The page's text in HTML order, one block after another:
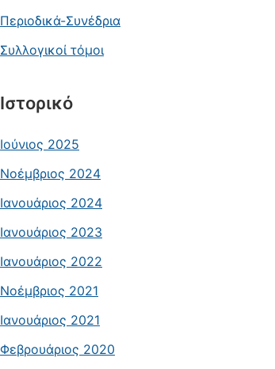
Περιοδικά-Συνέδρια
Συλλογικοί τόμοι
Ιστορικό
Ιούνιος 2025
Νοέμβριος 2024
Ιανουάριος 2024
Ιανουάριος 2023
Ιανουάριος 2022
Νοέμβριος 2021
Ιανουάριος 2021
Φεβρουάριος 2020